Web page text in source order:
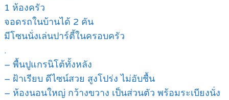
1 ห้องครัว
จอดรถในบ้านได้ 2 คัน
มีโซนนั่งเล่นปาร์ตี้ในครอบครัว
.
– พื้นปูแกรนิโต้ทั้งหลัง
– ฝ้าเรียบ ดีไซน์สวย สูงโปร่ง ไม่อับชื้น
– ห้องนอนใหญ่ กว้างขวาง เป็นส่วนตัว พร้อมระเบียงนั่ง